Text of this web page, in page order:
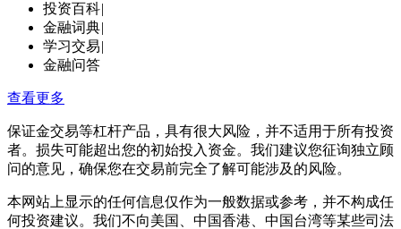
投资百科|
金融词典|
学习交易|
金融问答
查看更多
保证金交易等杠杆产品，具有很大风险，并不适用于所有投资
者。损失可能超出您的初始投入资金。我们建议您征询独立顾
问的意见，确保您在交易前完全了解可能涉及的风险。
本网站上显示的任何信息仅作为一般数据或参考，并不构成任
何投资建议。我们不向美国、中国香港、中国台湾等某些司法